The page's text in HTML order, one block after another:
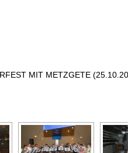
MIT METZGETE